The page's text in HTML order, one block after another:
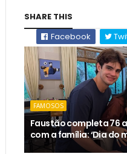
SHARE THIS
Facebook
FAMOSOS
Faustão completa 76
com a família: ‘Dia do